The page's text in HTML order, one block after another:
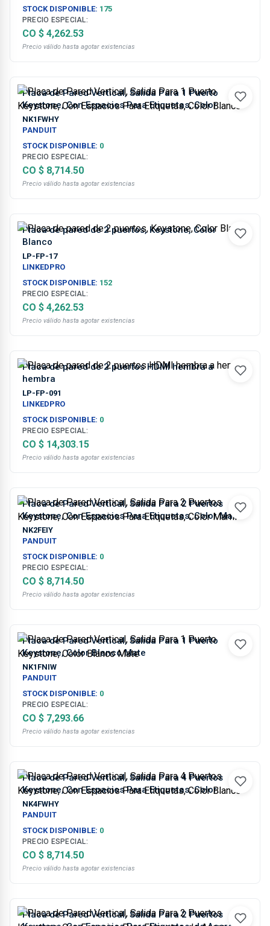
STOCK DISPONIBLE: 175
PRECIO ESPECIAL:
CO $ 4,262.53
Precio válido hasta agotar existencias
Placa de Pared Vertical, Salida Para 1 Puerto
Keystone, Con Espacios Para Etiquetas, Color
Blanco
NK1FWHY
PANDUIT
STOCK DISPONIBLE: 0
PRECIO ESPECIAL:
CO $ 8,714.50
Precio válido hasta agotar existencias
Placa de pared de 2 puertos, Keystone, Color
Blanco
LP-FP-17
LINKEDPRO
STOCK DISPONIBLE: 152
PRECIO ESPECIAL:
CO $ 4,262.53
Precio válido hasta agotar existencias
Placa de pared de 2 puertos HDMI hembra a
hembra
LP-FP-091
LINKEDPRO
STOCK DISPONIBLE: 0
PRECIO ESPECIAL:
CO $ 14,303.15
Precio válido hasta agotar existencias
Placa de Pared Vertical, Salida Para 2 Puertos
Keystone, Con Espacios Para Etiquetas, Color Marfil
NK2FEIY
PANDUIT
STOCK DISPONIBLE: 0
PRECIO ESPECIAL:
CO $ 8,714.50
Precio válido hasta agotar existencias
Placa de Pared Vertical, Salida Para 1 Puerto
Keystone, Color Blanco Mate
NK1FNIW
PANDUIT
STOCK DISPONIBLE: 0
PRECIO ESPECIAL:
CO $ 7,293.66
Precio válido hasta agotar existencias
Placa de Pared Vertical, Salida Para 4 Puertos
Keystone, Con Espacios Para Etiquetas, Color
Blanco
NK4FWHY
PANDUIT
STOCK DISPONIBLE: 0
PRECIO ESPECIAL:
CO $ 8,714.50
Precio válido hasta agotar existencias
Placa de Pared Vertical, Salida Para 2 Puertos